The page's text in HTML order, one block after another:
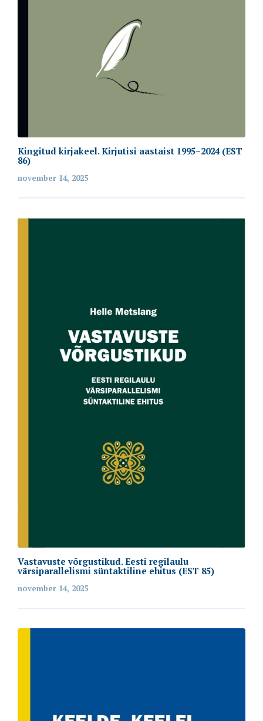
Kingitud kirjakeel. Kirjutisi aastaist 1995–2024 (EST
86)
november 14, 2025
Vastavuste võrgustikud. Eesti regilaulu
värsiparallelismi süntaktiline ehitus (EST 85)
november 14, 2025